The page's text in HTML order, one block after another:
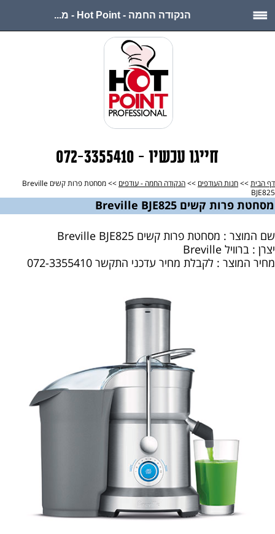
הנקודה החמה - Hot Point - מ...
חייגו עכשיו - 072-3355410
דף הבית >> חנות העודפים >> הנקודה החמה - עודפים
>> מסחטת פרות קשים Breville
BJE825
מסחטת פרות קשים Breville BJE825
שם המוצר : מסחטת פרות קשים Breville BJE825
יצרן : ברוויל Breville
מחיר המוצר : לקבלת מחיר עדכני התקשר 072-3355410